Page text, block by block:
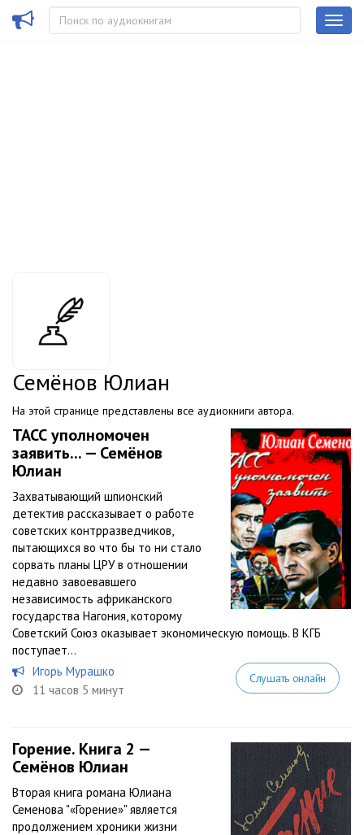
Семёнов Юлиан
На этой странице представлены все аудиокниги автора.
ТАСС уполномочен
заявить... — Семёнов
Юлиан
Захватывающий шпионский
детектив рассказывает о работе
советских контрразведчиков,
пытающихся во что бы то ни стало
сорвать планы ЦРУ в отношении
недавно завоевавшего
независимость африканского
государства Нагония, которому
Советский Союз оказывает экономическую помощь. В КГБ
поступает...
Игорь Мурашко
11 часов 5 минут
Слушать онлайн
Горение. Книга 2 —
Семёнов Юлиан
Вторая книга романа Юлиана
Семенова "«Горение»" является
продолжением хроники жизни